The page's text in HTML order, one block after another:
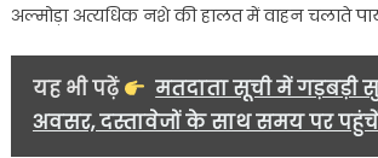
अल्मोड़ा अत्यधिक नशे की हालत में वाहन चलाते
यह भी पढ़ें
मतदाता सूची में गड़बड़ी
अवसर, दस्तावेजों के साथ समय पर पहुंचें